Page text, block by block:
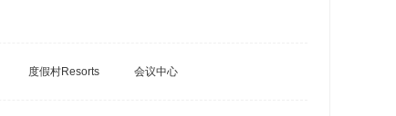
度假村Resorts 会议中心